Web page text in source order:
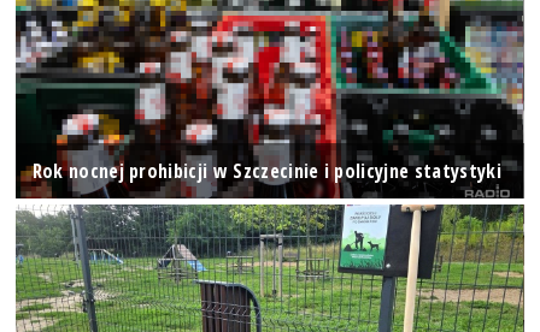
Rok nocnej prohibicji w Szczecinie i policyjne statystyki